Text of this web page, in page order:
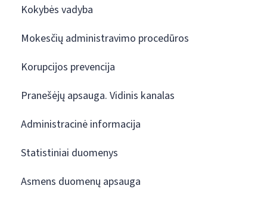
Kokybės vadyba
Mokesčių administravimo procedūros
Korupcijos prevencija
Pranešėjų apsauga. Vidinis kanalas
Administracinė informacija
Statistiniai duomenys
Asmens duomenų apsauga